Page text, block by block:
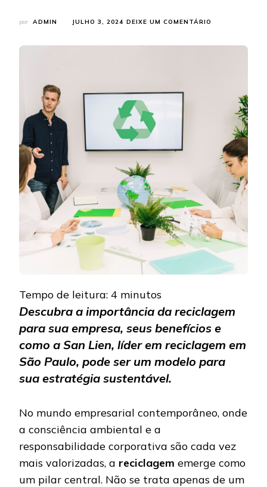
por ADMIN JULHO 3, 2024 DEIXE UM COMENTÁRIO
EMPRESA
Tempo de leitura: 4 minutos
Descubra a importância da reciclagem
para sua empresa, seus benefícios e
como a San Lien, líder em reciclagem em
São Paulo, pode ser um modelo para
sua estratégia sustentável.
No mundo empresarial contemporâneo, onde
a consciência ambiental e a
responsabilidade corporativa são cada vez
mais valorizadas, a reciclagem emerge como
um pilar central. Não se trata apenas de um